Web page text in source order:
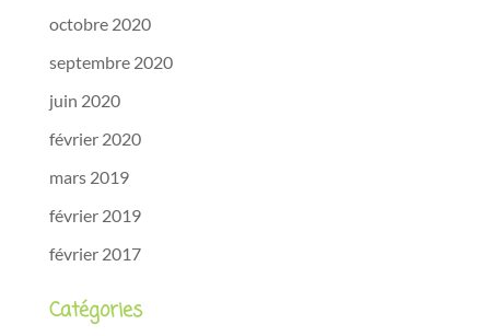
octobre 2020
septembre 2020
juin 2020
février 2020
mars 2019
février 2019
février 2017
Catégories